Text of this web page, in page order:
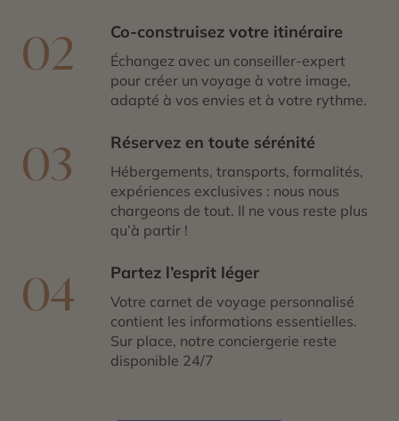
02 Co-construisez votre itinéraire
Échangez avec un conseiller-expert
pour créer un voyage à votre image,
adapté à vos envies et à votre rythme.
03 Réservez en toute sérénité
Hébergements, transports, formalités,
expériences exclusives : nous nous
chargeons de tout. Il ne vous reste plus
qu’à partir !
04 Partez l’esprit léger
Votre carnet de voyage personnalisé
contient les informations essentielles.
Sur place, notre conciergerie reste
disponible 24/7